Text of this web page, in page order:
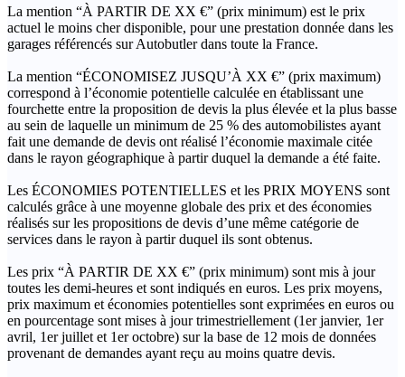
La mention “À PARTIR DE XX €” (prix minimum) est le prix
actuel le moins cher disponible, pour une prestation donnée dans les
garages référencés sur Autobutler dans toute la France.
La mention “ÉCONOMISEZ JUSQU’À XX €” (prix maximum)
correspond à l’économie potentielle calculée en établissant une
fourchette entre la proposition de devis la plus élevée et la plus basse
au sein de laquelle un minimum de 25 % des automobilistes ayant
fait une demande de devis ont réalisé l’économie maximale citée
dans le rayon géographique à partir duquel la demande a été faite.
Les ÉCONOMIES POTENTIELLES et les PRIX MOYENS sont
calculés grâce à une moyenne globale des prix et des économies
réalisés sur les propositions de devis d’une même catégorie de
services dans le rayon à partir duquel ils sont obtenus.
Les prix “À PARTIR DE XX €” (prix minimum) sont mis à jour
toutes les demi-heures et sont indiqués en euros. Les prix moyens,
prix maximum et économies potentielles sont exprimées en euros ou
en pourcentage sont mises à jour trimestriellement (1er janvier, 1er
avril, 1er juillet et 1er octobre) sur la base de 12 mois de données
provenant de demandes ayant reçu au moins quatre devis.